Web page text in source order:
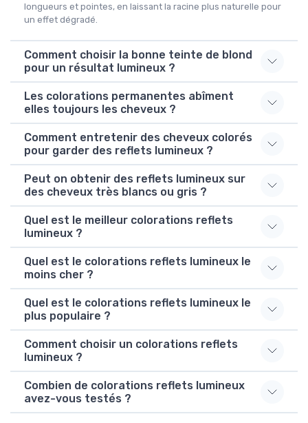
longueurs et pointes, en laissant la racine plus naturelle pour
un effet dégradé.
Comment choisir la bonne teinte de blond
pour un résultat lumineux ?
Les colorations permanentes abîment
elles toujours les cheveux ?
Comment entretenir des cheveux colorés
pour garder des reflets lumineux ?
Peut on obtenir des reflets lumineux sur
des cheveux très blancs ou gris ?
Quel est le meilleur colorations reflets
lumineux ?
Quel est le colorations reflets lumineux le
moins cher ?
Quel est le colorations reflets lumineux le
plus populaire ?
Comment choisir un colorations reflets
lumineux ?
Combien de colorations reflets lumineux
avez-vous testés ?